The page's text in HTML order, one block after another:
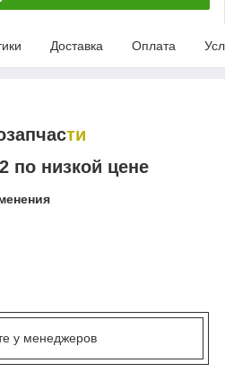
Доставка Оплата
ти
по низкой цене
у менеджеров